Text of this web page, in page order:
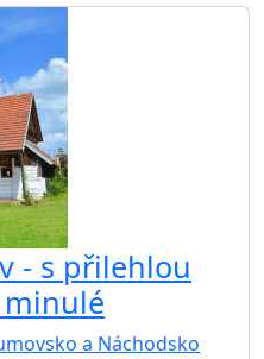
- s přilehlou
minulé
a Náchodsko